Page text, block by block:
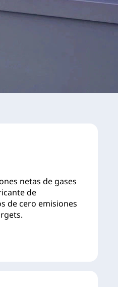
netas de gases
de
de cero emisiones